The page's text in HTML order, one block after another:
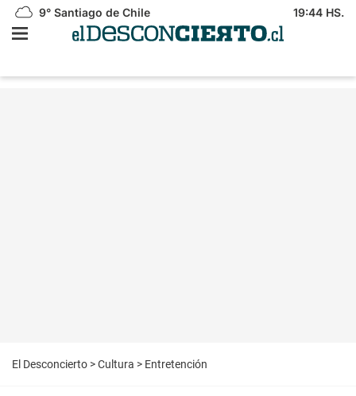
9° Santiago de Chile 19:44 HS.
El Desconcierto >Cultura > Entretención